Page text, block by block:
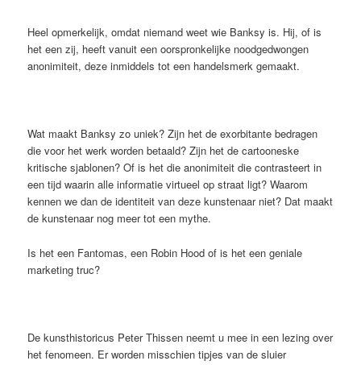
Heel opmerkelijk, omdat niemand weet wie Banksy is. Hij, of is
het een zij, heeft vanuit een oorspronkelijke noodgedwongen
anonimiteit, deze inmiddels tot een handelsmerk gemaakt.
Wat maakt Banksy zo uniek? Zijn het de exorbitante bedragen
die voor het werk worden betaald? Zijn het de cartooneske
kritische sjablonen? Of is het die anonimiteit die contrasteert in
een tijd waarin alle informatie virtueel op straat ligt? Waarom
kennen we dan de identiteit van deze kunstenaar niet? Dat maakt
de kunstenaar nog meer tot een mythe.
Is het een Fantomas, een Robin Hood of is het een geniale
marketing truc?
De kunsthistoricus Peter Thissen neemt u mee in een lezing over
het fenomeen. Er worden misschien tipjes van de sluier